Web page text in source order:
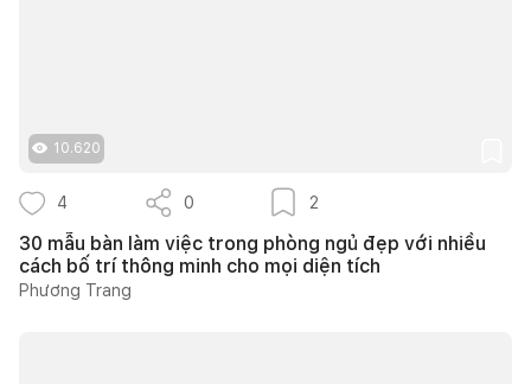
10.620
4 0 2
30 mẫu bàn làm việc trong phòng ngủ đẹp với nhiều
cách bố trí thông minh cho mọi diện tích
Phương Trang